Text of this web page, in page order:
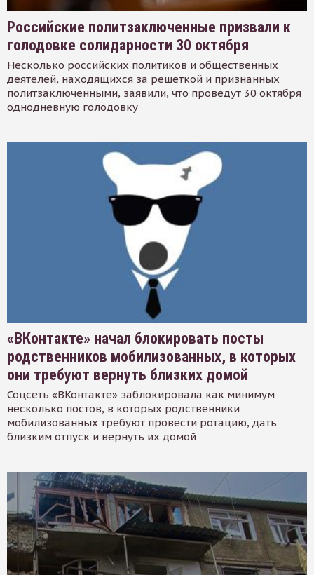
Российские политзаключенные призвали к
голодовке солидарности 30 октября
Несколько российских политиков и общественных
деятелей, находящихся за решеткой и признанных
политзаключенными, заявили, что проведут 30 октября
однодневную голодовку
«ВКонтакте» начал блокировать посты
родственников мобилизованных, в которых
они требуют вернуть близких домой
Соцсеть «ВКонтакте» заблокировала как минимум
несколько постов, в которых родственники
мобилизованных требуют провести ротацию, дать
близким отпуск и вернуть их домой